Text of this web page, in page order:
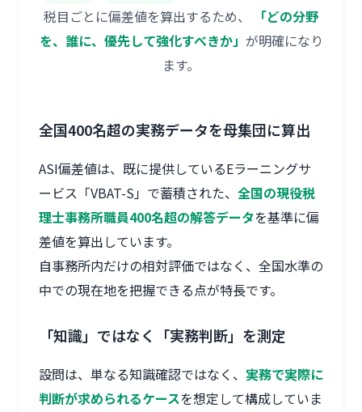
税目ごとに偏差値を算出するため、
「どの分野
を、誰に、優先して強化すべきか」 が明確になり
ます。
全国400名超の実務データを母集団に算出
ASI偏差値は、既に提供しているEラーニングサ
ービス「VBAT-S」で蓄積された、 全国の現役税
理士事務所職員400名超の解答データを基準に偏
差値を算出しています。
自事務所内だけの相対評価ではなく、全国水準の
中での現在地を把握できる点が特長です。
「知識」ではなく「実務判断」を測定
設問は、単なる知識確認ではなく、 実務で実際に
判断が求められるケースを想定して構成していま